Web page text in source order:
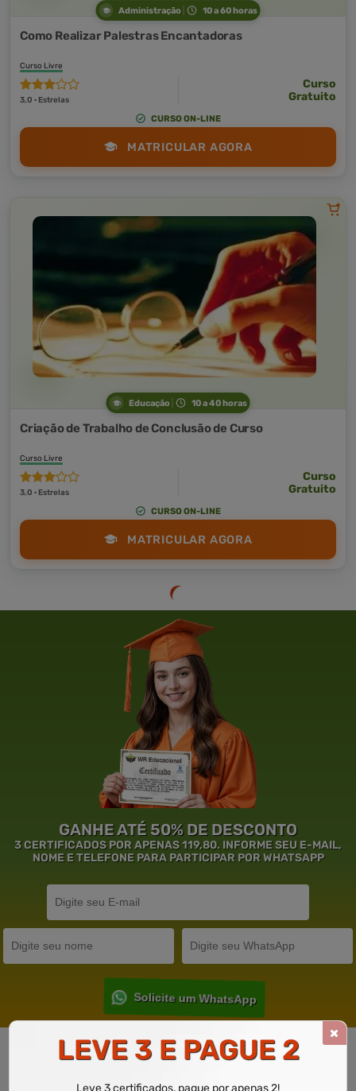
Administração 10 a 60 horas
Como Realizar Palestras Encantadoras
Curso Livre
3,0 · Estrelas
Curso
Gratuito
CURSO ON-LINE
MATRICULAR AGORA
Educação 10 a 40 horas
Criação de Trabalho de Conclusão de Curso
Curso Livre
3,0 · Estrelas
Curso
Gratuito
CURSO ON-LINE
MATRICULAR AGORA
GANHE ATÉ 50% DE DESCONTO
3 CERTIFICADOS POR APENAS 119,80. INFORME SEU E-MAIL,
NOME E TELEFONE PARA PARTICIPAR POR WHATSAPP
Solicite um WhatsApp
LEVE 3 E PAGUE 2
Leve 3 certificados, pague por apenas 2!